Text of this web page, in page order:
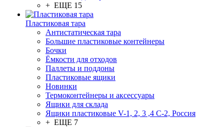
+ ЕЩЕ 15
Пластиковая тара
Антистатическая тара
Большие пластиковые контейнеры
Бочки
Ёмкости для отходов
Паллеты и поддоны
Пластиковые ящики
Новинки
Термоконтейнеры и аксессуары
Ящики для склада
Ящики пластиковые V-1, 2, 3 ,4 С-2, Россия
+ ЕЩЕ 7